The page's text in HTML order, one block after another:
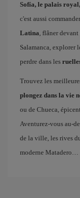
Sofía, le palais
c'est aussi
Latina, flâner
Salamanca, explorer
perdre dans les
Trouvez les
plongez dans la vie
ou de Chueca,
Aventurez-vous au-
de la ville, les rives
moderne Matadero…